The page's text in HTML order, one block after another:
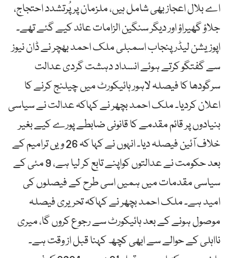
اے بلال اعجاز بھی شامل ہیں، ملزمان پر پُرتشدد احتجاج،
جلاؤ گھیراؤ اور دیگر سنگین الزامات عائد کیے گئے تھے۔
اپوزیشن لیڈر پنجاب اسمبلی ملک احمد بھچر نے ڈان نیوز
سے گفتگو کرتے ہوئے انسداد دہشت گردی عدالت
سرگودھا کا فیصلہ لاہور ہائیکورٹ میں چیلنج کرنے کا
اعلان کردیا۔ ملک احمد بچھر نے کہاکہ عدالت نے سیاسی
بنیادوں پر قائم مقدمے کا قانونی ضابطے پورے کیے بغیر
خلاف آئین فیصلہ دیا۔ انہوں نے کہا کہ 26 ویں ترامیم کے
بعد حکومت نے عدالتوں کواپنے تابع کر لیا ہے، 9 مئی کے
سیاسی مقدمات میں ہمیں اسی طرح کے فیصلوں کی
امید ہے۔ ملک احمد بچھر نے کہاکہ تحریری فیصلہ
موصول ہونے کے بعد ہائیکورٹ سے رجوع کروں گا، میری
نااہلی کے حوالے سے ابھی کچھ کہنا قبل از وقت ہے۔